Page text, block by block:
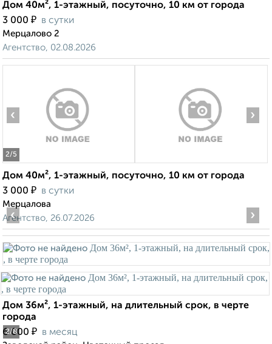
Дом 40м², 1-этажный, посуточно, 10 км от города
3 000 ₽ в сутки
Мерцалово 2
Агентство, 02.08.2026
2/5
‹ ›
Дом 40м², 1-этажный, посуточно, 10 км от города
3 000 ₽ в сутки
Мерцалова
Агентство, 26.07.2026
2/8
‹ ›
Дом 36м², 1-этажный, на длительный срок, в черте
города
6 000 ₽ в месяц